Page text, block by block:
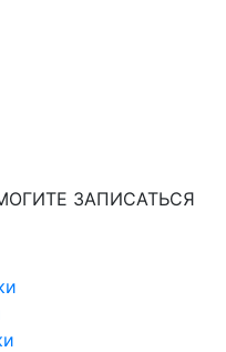
ЗАПИСАТЬСЯ